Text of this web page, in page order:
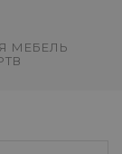
МЕБЕЛЬ